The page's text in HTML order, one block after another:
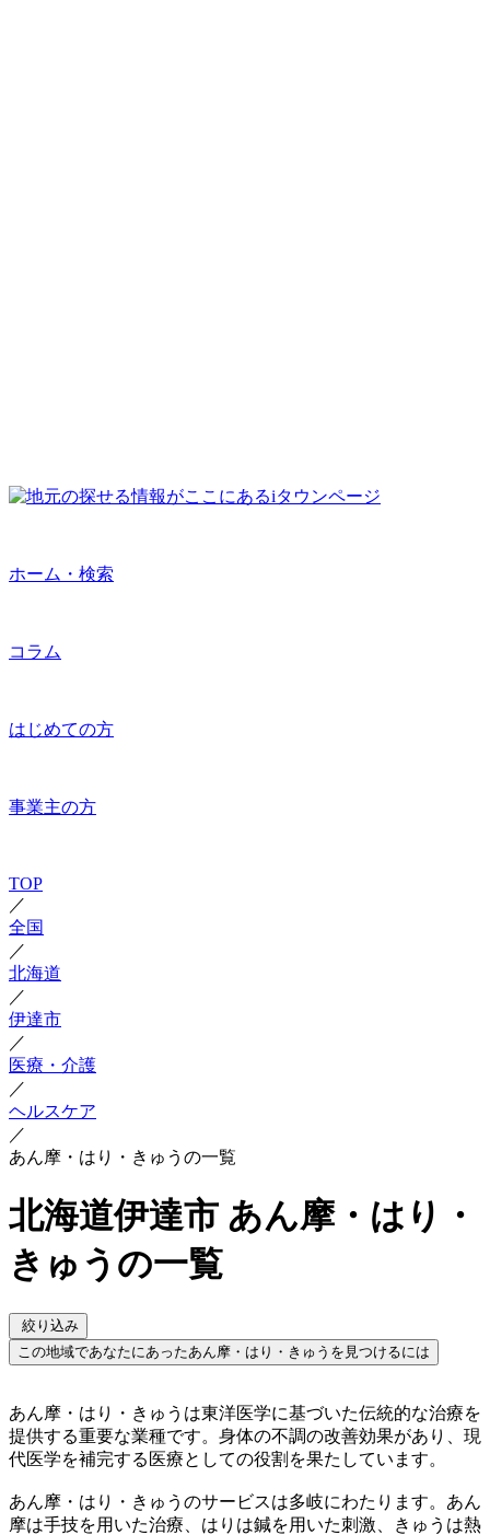
ホーム・検索
コラム
はじめての方
事業主の方
TOP
／
全国
／
北海道
／
伊達市
／
医療・介護
／
ヘルスケア
／
あん摩・はり・きゅうの一覧
北海道伊達市 あん摩・はり・
きゅうの一覧
絞り込み
この地域であなたにあったあん摩・はり・きゅうを見つけるには
あん摩・はり・きゅうは東洋医学に基づいた伝統的な治療を
提供する重要な業種です。身体の不調の改善効果があり、現
代医学を補完する医療としての役割を果たしています。
あん摩・はり・きゅうのサービスは多岐にわたります。あん
摩は手技を用いた治療、はりは鍼を用いた刺激、きゅうは熱